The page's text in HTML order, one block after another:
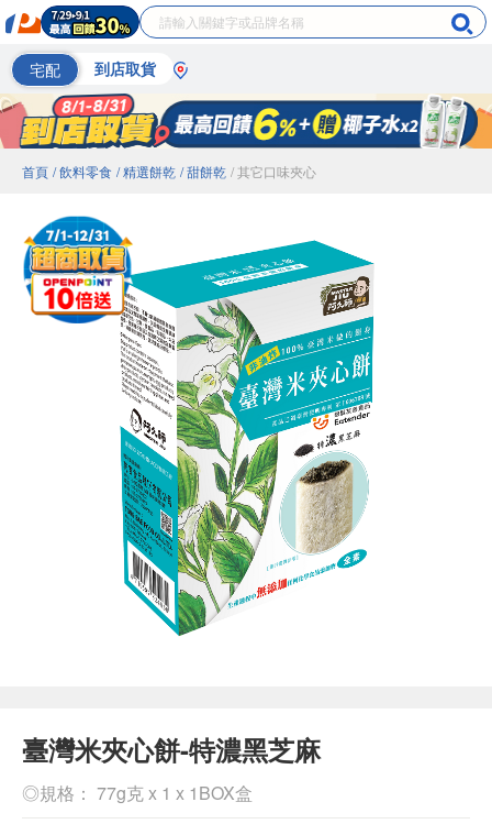
宅配 到店取貨
首頁 / 飲料零食 / 精選餅乾 / 甜餅乾 / 其它口味夾心
臺灣米夾心餅-特濃黑芝麻
◎規格： 77g克 x 1 x 1BOX盒